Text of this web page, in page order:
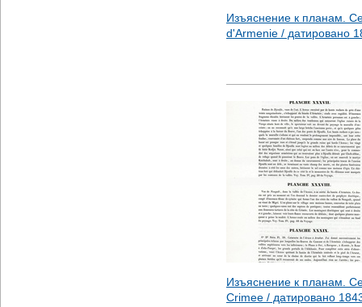
Изъяснение к планам.
d'Armenie / датировано
Изъяснение к планам.
Crimee / датировано